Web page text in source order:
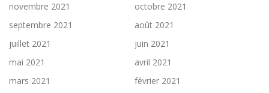
novembre 2021
octobre 2021
septembre 2021
août 2021
juillet 2021
juin 2021
mai 2021
avril 2021
mars 2021
février 2021